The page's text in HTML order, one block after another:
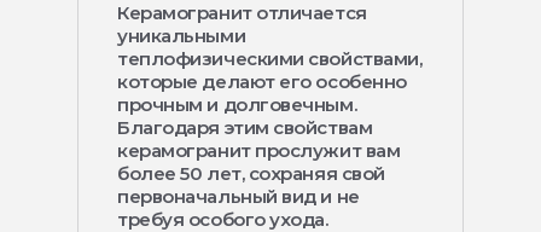
Керамогранит отличается
уникальными
теплофизическими свойствами,
которые делают его особенно
прочным и долговечным.
Благодаря этим свойствам
керамогранит прослужит вам
более 50 лет, сохраняя свой
первоначальный вид и не
требуя особого ухода.